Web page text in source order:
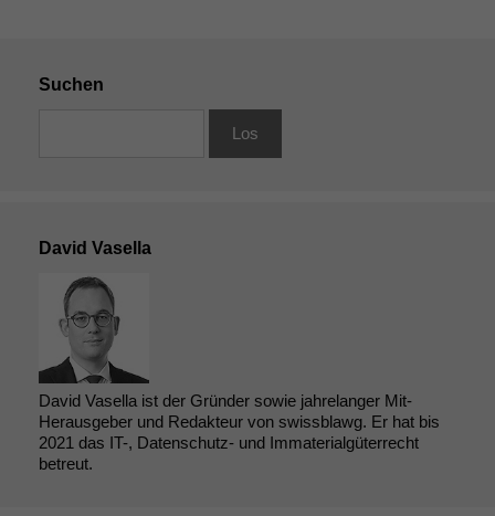
Suchen
David Vasella
David Vasella ist der Gründer sowie jahrelanger Mit-
Herausgeber und Redakteur von swissblawg. Er hat bis
2021 das IT-, Datenschutz- und Immaterialgüterrecht
betreut.